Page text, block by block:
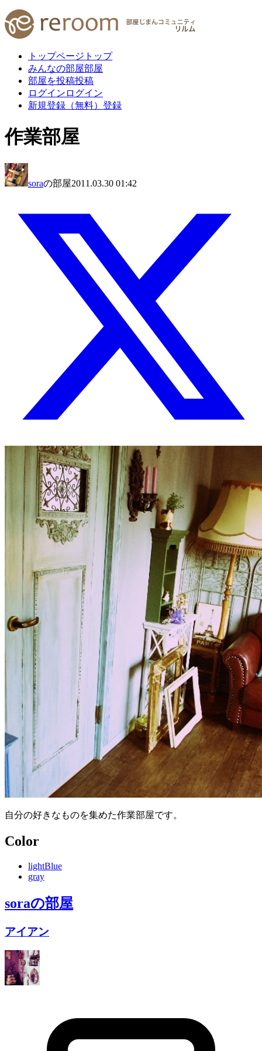
トップページ トップ
みんなの部屋部屋
部屋を投稿投稿
ログイン ログイン
新規登録（無料） 登録
作業部屋
soraの部屋2011.03.30 01:42
自分の好きなものを集めた作業部屋です。
Color
lightBlue
gray
soraの部屋
アイアン